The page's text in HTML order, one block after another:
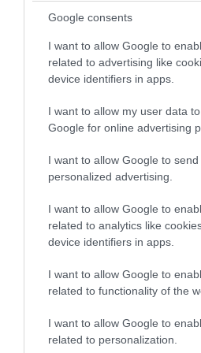
Google consents
I want to allow Google to
related to advertising like
device identifiers in apps.
I want to allow my user data
Google for online advertising
I want to allow Google to send
personalized advertising.
I want to allow Google to
related to analytics like
device identifiers in apps.
I want to allow Google to
related to functionality of the
I want to allow Google to
related to personalization.
«Εβραίοι στο AfD» δεν
εβραϊκές πολιτικές
αντισημιτισμός αυξάνεται
απάντηση.«Το AfD δεν θα
για κάποιους ανθρώπους, αυτό
Ο Guy Katz,
Μονάχου, δήλωσε στο
ψηφίσουν το AfD για να